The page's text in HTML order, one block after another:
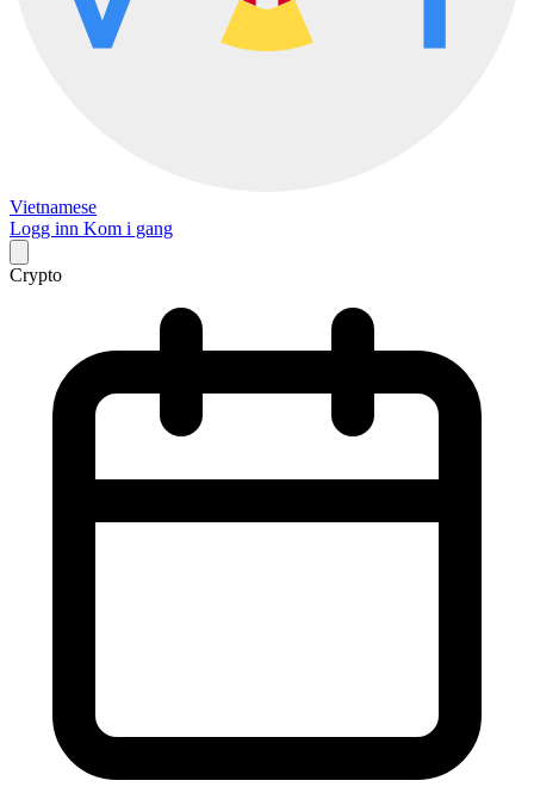
Vietnamese
Logg inn Kom i gang
Crypto